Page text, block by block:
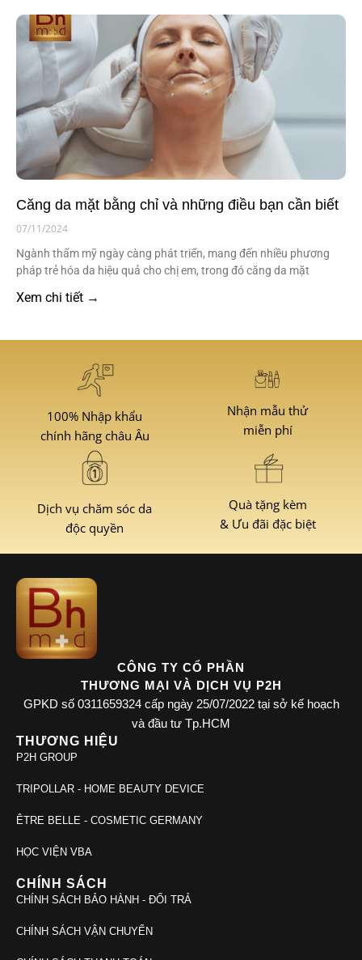
Căng da mặt bằng chỉ và những điều bạn cần biết
07/11/2024
Ngành thẩm mỹ ngày càng phát triển, mang đến nhiều phương
pháp trẻ hóa da hiệu quả cho chị em, trong đó căng da mặt
Xem chi tiết →
100% Nhập khẩu
chính hãng châu Âu
Nhận mẫu thử
miễn phí
Dịch vụ chăm sóc da
độc quyền
Quà tặng kèm
& Ưu đãi đặc biệt
CÔNG TY CỔ PHẦN
THƯƠNG MẠI VÀ DỊCH VỤ P2H
GPKD số 0311659324 cấp ngày 25/07/2022 tại sở kế hoạch
và đầu tư Tp.HCM
THƯƠNG HIỆU
P2H GROUP
TRIPOLLAR - HOME BEAUTY DEVICE
ÊTRE BELLE - COSMETIC GERMANY
HỌC VIỆN VBA
CHÍNH SÁCH
CHÍNH SÁCH BẢO HÀNH - ĐỔI TRẢ
CHÍNH SÁCH VẬN CHUYỂN